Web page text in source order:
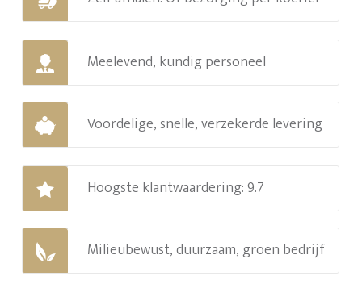
Meelevend, kundig personeel
Voordelige, snelle, verzekerde levering
Hoogste klantwaardering: 9.7
Milieubewust, duurzaam, groen bedrijf